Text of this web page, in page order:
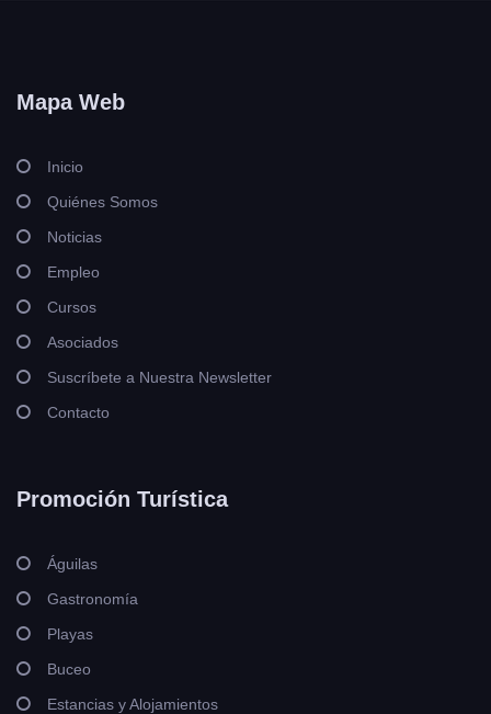
Mapa Web
Inicio
Quiénes Somos
Noticias
Empleo
Cursos
Asociados
Suscríbete a Nuestra Newsletter
Contacto
Promoción Turística
Águilas
Gastronomía
Playas
Buceo
Estancias y Alojamientos